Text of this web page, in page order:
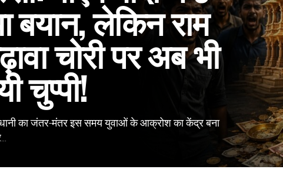
बयान, लेकिन राम
चोरी पर अब भी
चुप्पी!
का जंतर-मंतर इस समय युवाओं के आक्रोश का केंद्र बना